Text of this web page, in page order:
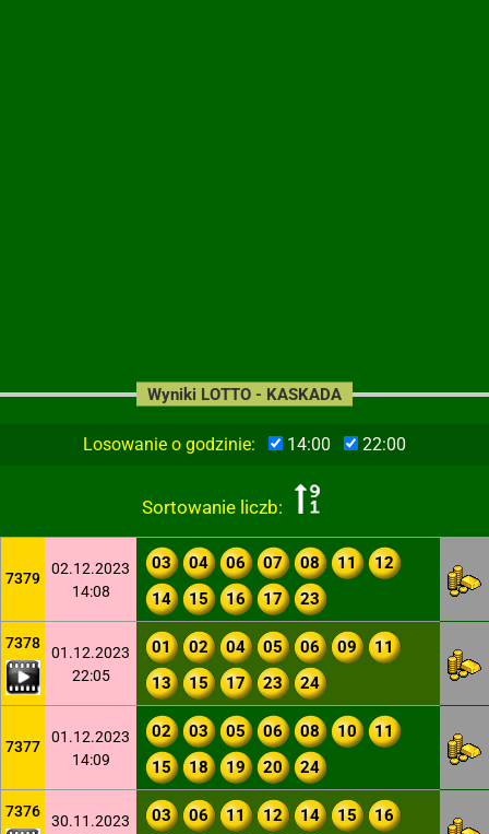
Losowanie o godzinie: 14:00 22:00
Sortowanie liczb:
Wyniki LOTTO - KASKADA
7379
02.12.2023
14:08
03 04 06 07 08 11
12
14
15 16 17 23
7378
01.12.2023
22:05
01 02 04 05 06 09
11
13
15 17 23 24
7377
01.12.2023
14:09
02 03 05 06 08 10
11
15
18 19 20 24
7376
30.11.2023
03 06 11 12 14 15
16